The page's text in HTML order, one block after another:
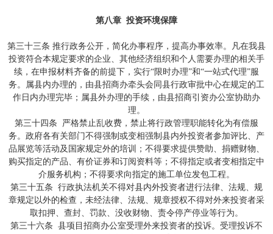
第八章 投资环境保障
第三十三条 推行政务公开，简化办事程序，提高办事效率。凡在我县
投资符合本规定要求的企业、其他经济组织和个人需要办理的相关手
续，在申报材料齐备的前提下，实行“限时办理”和“一站式代理”服
务。属县内办理的，由县招商办牵头会同县行政审批中心在规定的工
作日内办理完毕；属县外办理的手续，由县招商引资办公室协助办
理。
第三十四条 严格禁止乱收费，禁止将行政管理职能转化为有偿服
务。政府各有关部门不得强制或变相强制县内外投资者参加评比、产
品展览等活动及国家规定外的培训；不得要求提供赞助、捐赠财物、
购买指定的产品、有价证券和订阅资料等；不得指定或者变相指定中
介服务机构；不得要求向指定的施工单位发包工程。
第三十五条 行政执法机关不得对县内外投资者进行法律、法规、规
章规定以外的检查，未经法律、法规、规章授权不得对外来投资者采
取扣押、查封、罚款、没收财物、责令停产停业等行为。
第三十六条 县项目招商办公室受理外来投资者的投诉。受理投诉不